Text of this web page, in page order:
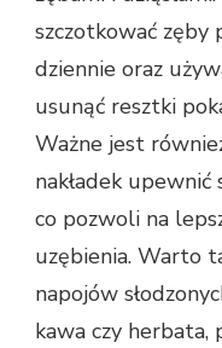
szczotkować zęby
dziennie oraz
usunąć resztki
Ważne jest
nakładek upewnić
co pozwoli na
uzębienia. Warto
napojów
kawa czy herbata,